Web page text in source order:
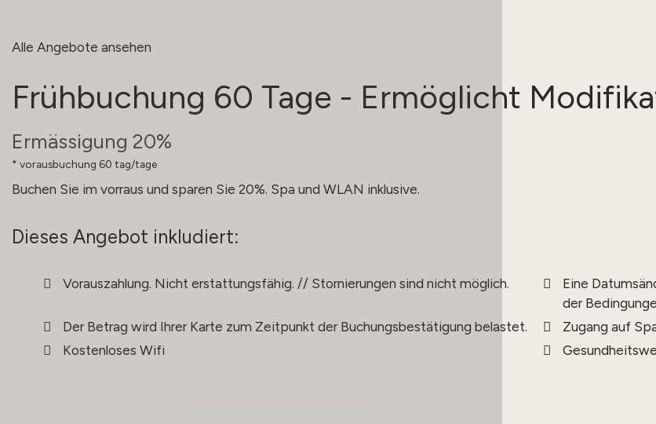
Alle Angebote ansehen
Frühbuchung 60 Tage - Ermöglicht
Ermässigung 20%
vorausbuchung 60 tag/tage
Buchen Sie im vorraus und sparen Sie 20%. Spa und WLAN inklusive.
Dieses Angebot inkludiert:
Vorauszahlung. Nicht erstattungsfähig. // Stornierungen sind nicht möglich.
Eine
der
Der Betrag wird Ihrer Karte zum Zeitpunkt der Buchungsbestätigung belastet.
Zugang auf
Kostenloses Wifi